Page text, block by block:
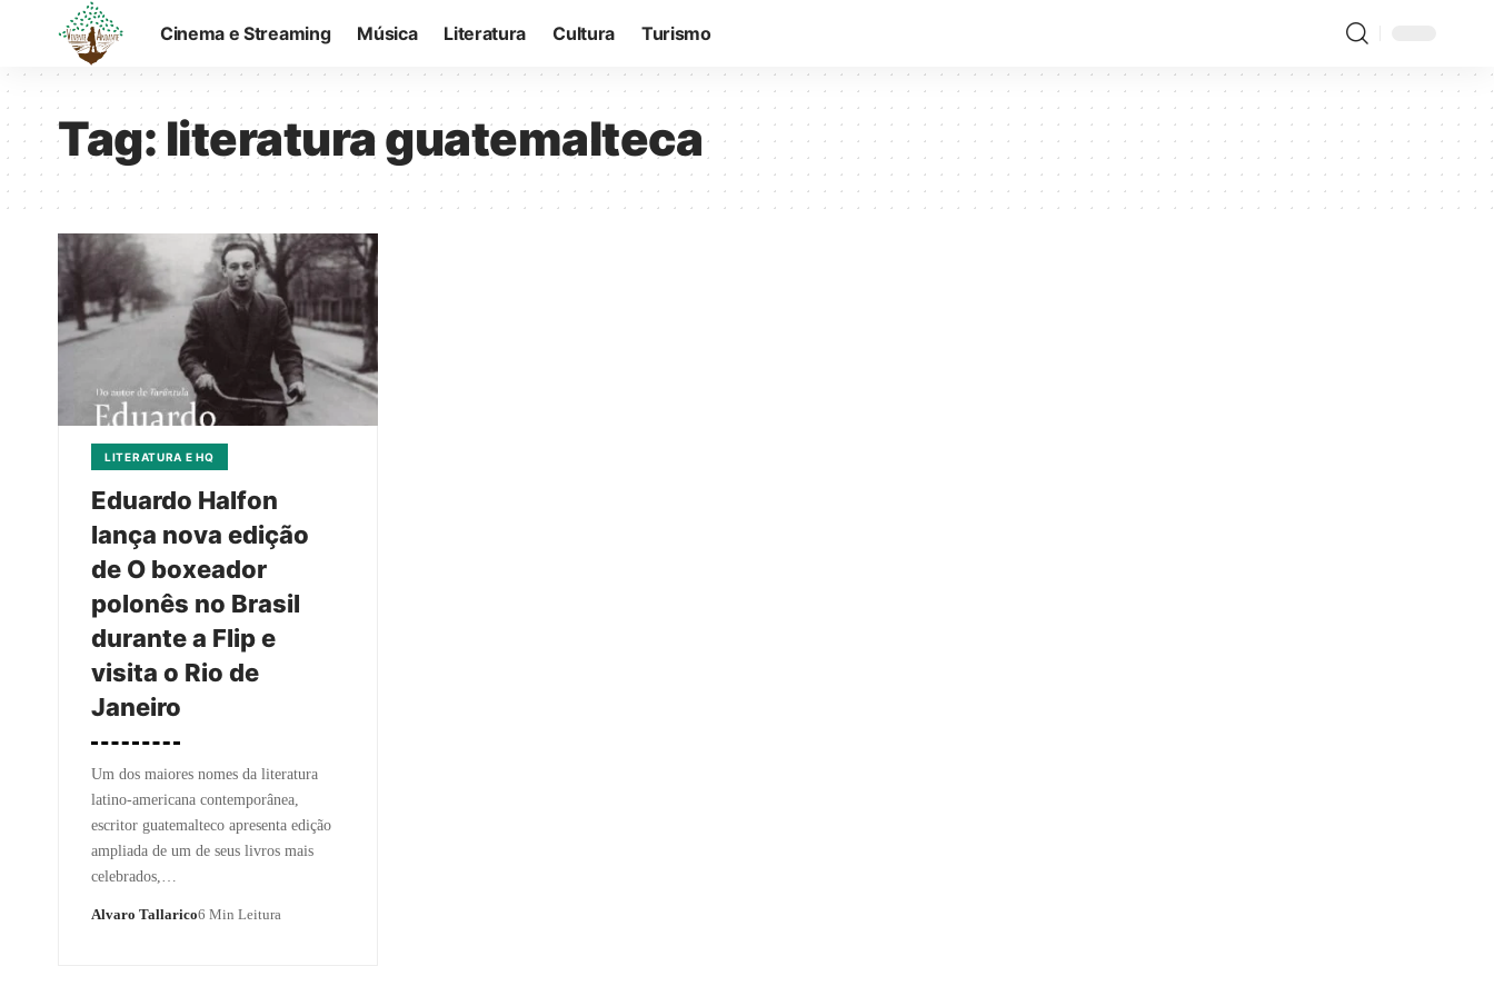
Cinema e Streaming Música Literatura Cultura Turismo
Tag:literatura guatemalteca
LITERATURA E HQ
Eduardo Halfon
lança nova edição
de O boxeador
polonês no Brasil
durante a Flip e
visita o Rio de
Janeiro
Um dos maiores nomes da literatura
latino-americana contemporânea,
escritor guatemalteco apresenta edição
ampliada de um de seus livros mais
celebrados,…
Alvaro Tallarico6 Min Leitura